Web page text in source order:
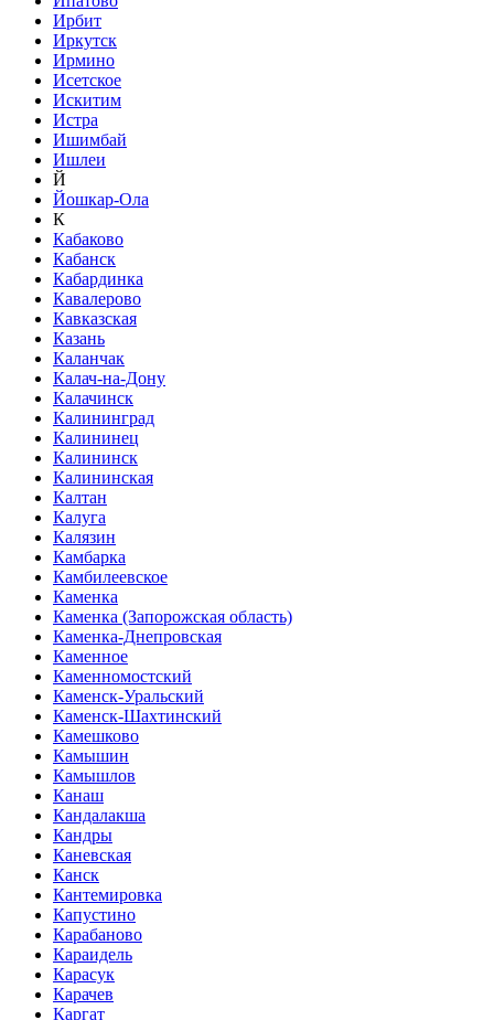
Ирбит
Иркутск
Ирмино
Исетское
Искитим
Истра
Ишимбай
Ишлеи
Й
Йошкар-Ола
К
Кабаково
Кабанск
Кабардинка
Кавалерово
Кавказская
Казань
Каланчак
Калач-на-Дону
Калачинск
Калининград
Калининец
Калининск
Калининская
Калтан
Калуга
Калязин
Камбарка
Камбилеевское
Каменка
Каменка (Запорожская область)
Каменка-Днепровская
Каменное
Каменномостский
Каменск-Уральский
Каменск-Шахтинский
Камешково
Камышин
Камышлов
Канаш
Кандалакша
Кандры
Каневская
Канск
Кантемировка
Капустино
Карабаново
Караидель
Карасук
Карачев
Каргат